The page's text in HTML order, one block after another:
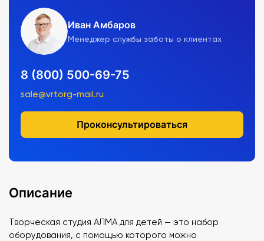
Иван Амбаров
Менеджер службы заботы о клиентах
8 (800) 500-69-75
sale@vrtorg-mail.ru
Проконсультироваться
Описание
Творческая студия АЛМА для детей — это набор
оборудования, с помощью которого можно